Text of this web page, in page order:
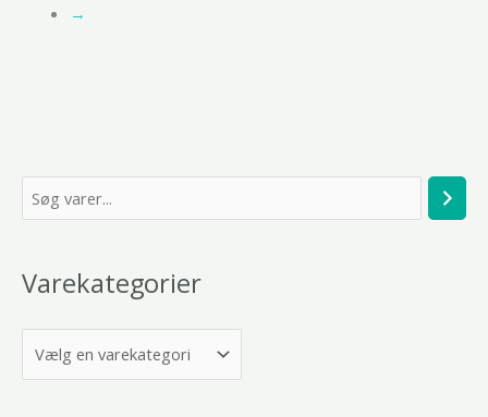
ø
Varekategorier
→